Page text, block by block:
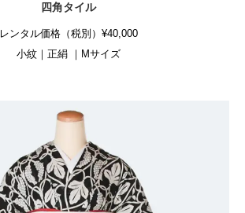
四角タイル
レンタル価格（税別）¥40,000
小紋｜正絹 ｜Mサイズ